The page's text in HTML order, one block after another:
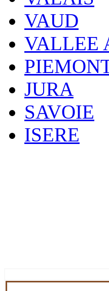
VAUD
VALLEE
JURA
SAVOIE
ISERE